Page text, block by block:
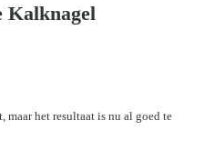
Kalknagel
maar het resultaat is nu al goed te